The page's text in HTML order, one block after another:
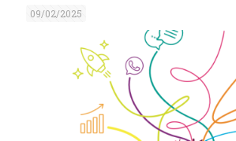
09/02/2025